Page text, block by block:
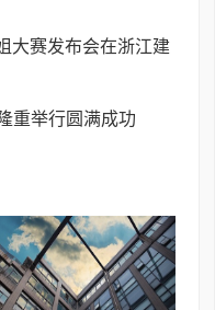
大赛发布会在浙江建
重举行圆满成功